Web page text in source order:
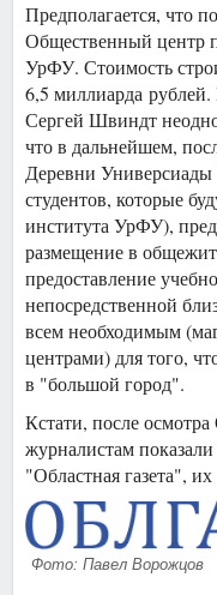
Предполагается, что
Общественный центр
УрФУ. Стоимость
6,5 миллиарда
Сергей Швиндт
что в дальнейшем,
Деревни Универсиады
студентов, которые
института УрФУ),
размещение в
предоставление
непосредственной
всем необходимым
центрами) для того,
в "большой город".
Кстати, после
журналистам
"Областная газета",
Фото: Павел Ворожцов